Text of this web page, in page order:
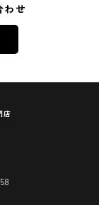
わせ
店